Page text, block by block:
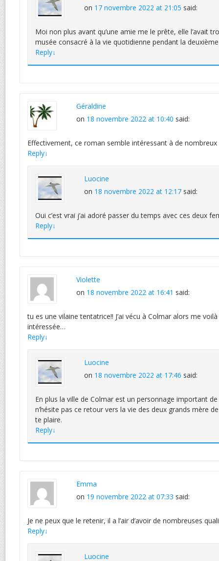
on 17 novembre 2022 at 21:05 said:
Moi non plus avant qu’une amie me le prête, elle l’avait
musée consacré à la vie quotidienne pendant la
Reply↓
Géraldine
on 18 novembre 2022 at 10:40 said:
Effectivement, ce roman semble intéressant à de
Reply↓
Luocine
on 18 novembre 2022 at 12:17 said:
Oui c’est vrai j’ai adoré passer du temps avec ces deux
Reply↓
Violette
on 18 novembre 2022 at 16:41 said:
tu es une vilaine tentatrice!! J’ai vécu à Colmar alors me
intéressée…
Reply↓
Luocine
on 18 novembre 2022 at 17:46 said:
En plus la ville de Colmar est un personnage important de
n’hésite pas ce retour vers la vie des deux grands mère
te plaire.
Reply↓
Emma
on 19 novembre 2022 at 07:33 said:
Je ne peux que le retenir, il a l’air d’avoir de nombreuses
Reply↓
Luocine